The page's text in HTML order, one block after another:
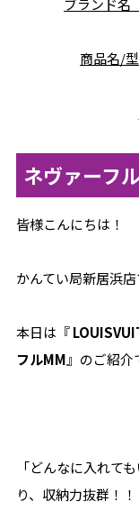
ブランド
商品名/
ネヴァーフ
皆様こんにちは！
かんてい局新居浜店
本日は『
フルMM』のご紹介
「どんなに入れて
り、収納力抜群！！